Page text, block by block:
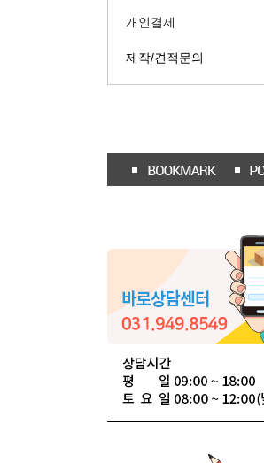
개인결제
제작/견적문의